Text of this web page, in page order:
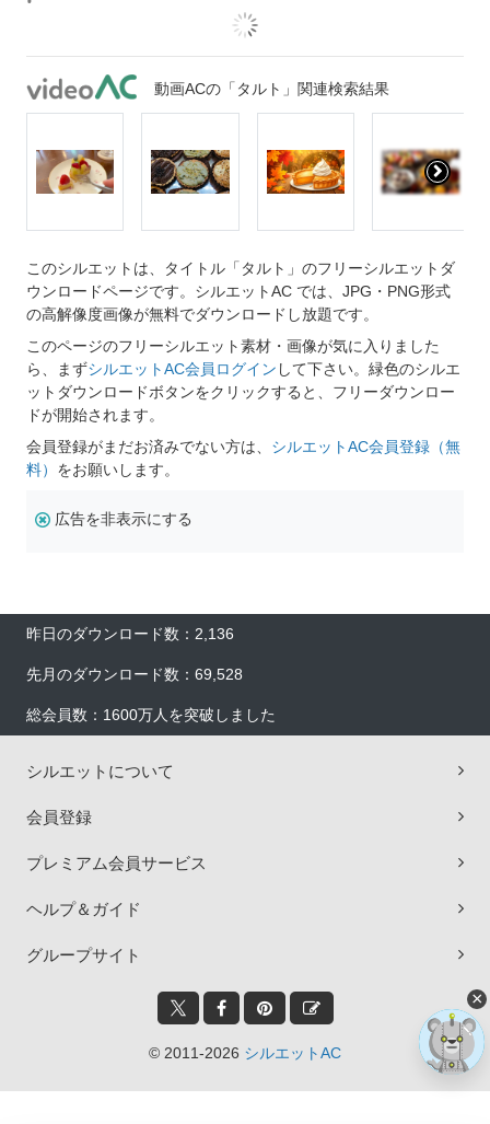
動画ACの「タルト」関連検索結果
このシルエットは、タイトル「タルト」のフリーシルエットダ
ウンロードページです。シルエットAC では、JPG・PNG形式
の高解像度画像が無料でダウンロードし放題です。
このページのフリーシルエット素材・画像が気に入りました
ら、まずシルエットAC会員ログイン して下さい。緑色のシルエ
ットダウンロードボタンをクリックすると、フリーダウンロー
ドが開始されます。
会員登録がまだお済みでない方は、 シルエットAC会員登録（無
料） をお願いします。
広告を非表示にする
昨日のダウンロード数：2,136
先月のダウンロード数：69,528
総会員数：1600万人を突破しました
シルエットについて
会員登録
プレミアム会員サービス
ヘルプ＆ガイド
グループサイト
© 2011-2026 シルエットAC
×